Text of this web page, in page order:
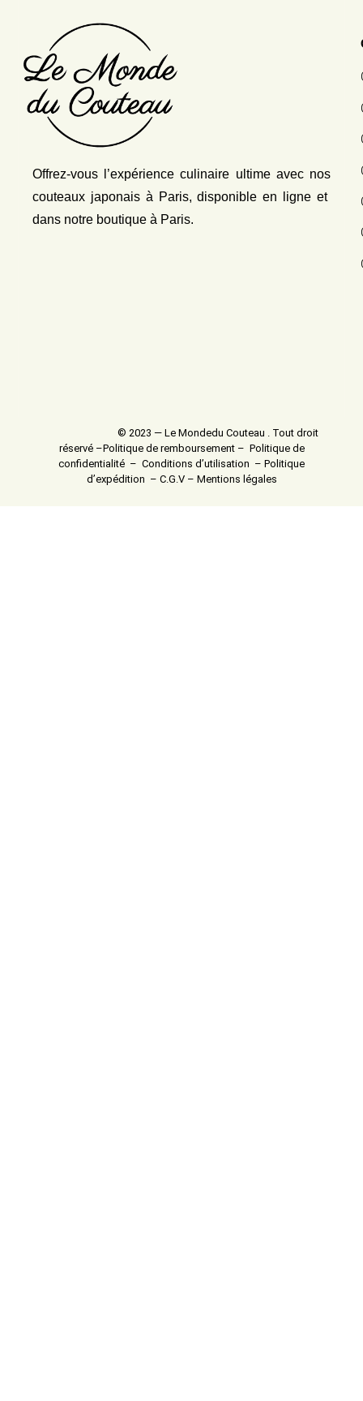
Offrez-vous l’expérience culinaire ultime avec nos
couteaux japonais à Paris, disponible en ligne et
dans notre boutique à Paris.
© 2023 — Le Mondedu Couteau . Tout droit
réservé –Politique de remboursement – Politique de
confidentialité – Conditions d’utilisation – Politique
d’expédition – C.G.V– Mentions légales